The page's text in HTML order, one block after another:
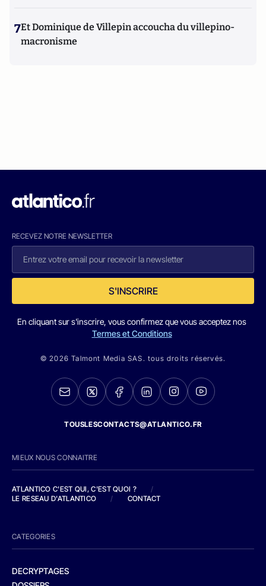
7Et Dominique de Villepin accoucha du villepino-
macronisme
RECEVEZ NOTRE NEWSLETTER
S'INSCRIRE
En cliquant sur s'inscrire, vous confirmez que vous acceptez nos
Termes et Conditions
© 2026 Talmont Media SAS. tous droits réservés.
TOUSLESCONTACTS@ATLANTICO.FR
MIEUX NOUS CONNAITRE
ATLANTICO C'EST QUI, C'EST QUOI ?
/
LE RESEAU D'ATLANTICO
/ CONTACT
CATEGORIES
DECRYPTAGES